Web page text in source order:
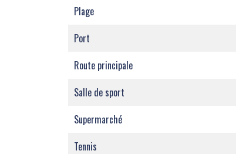
Plage
Port
Route principale
Salle de sport
Supermarché
Tennis